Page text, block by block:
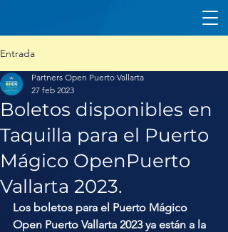
Entrada
Boletos disponibles en
Taquilla para el Puerto
Mágico OpenPuerto
Vallarta 2023.
Partners Open Puerto Vallarta
27 feb 2023
Los boletos para el Puerto Mágico
Open Puerto Vallarta 2023 ya están a la